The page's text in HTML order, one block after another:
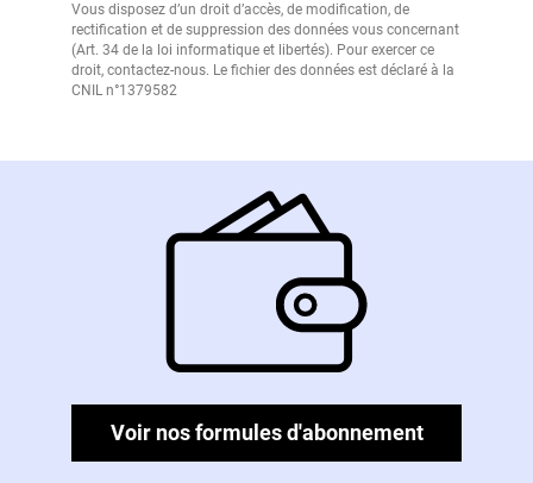
Vous disposez d’un droit d’accès, de modification, de
rectification et de suppression des données vous concernant
(Art. 34 de la loi informatique et libertés). Pour exercer ce
droit, contactez-nous. Le fichier des données est déclaré à la
CNIL n°1379582
Voir nos formules d'abonnement